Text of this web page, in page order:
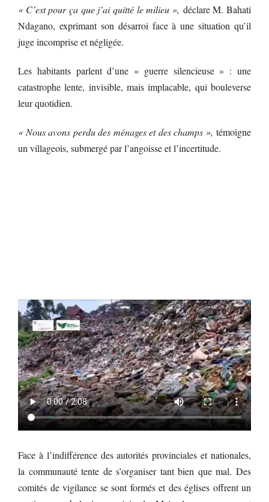
« C’est pour ça que j’ai quitté le milieu », déclare M. Bahati
Ndagano, exprimant son désarroi face à une situation qu’il
juge incomprise et négligée.
Les habitants parlent d’une « guerre silencieuse » : une
catastrophe lente, invisible, mais implacable, qui bouleverse
leur quotidien.
« Nous avons perdu des ménages et des champs », témoigne
un villageois, submergé par l’angoisse et l’incertitude.
Face à l’indifférence des autorités provinciales et nationales,
la communauté tente de s’organiser tant bien que mal. Des
comités de vigilance se sont formés et des églises offrent un